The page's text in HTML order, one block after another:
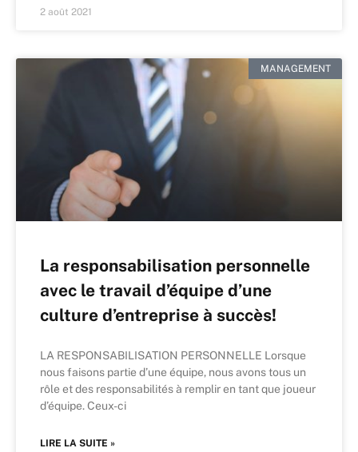
2 août 2021
MANAGEMENT
La responsabilisation personnelle
avec le travail d’équipe d’une
culture d’entreprise à succès!
LA RESPONSABILISATION PERSONNELLE Lorsque
nous faisons partie d’une équipe, nous avons tous un
rôle et des responsabilités à remplir en tant que joueur
d’équipe. Ceux-ci
LIRE LA SUITE »